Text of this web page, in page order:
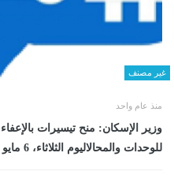
غير مصنف
منذ عام واحد
للوحدات والمحالاليوم الثلاثاء، 6 مايو 2025 05:10 مـ